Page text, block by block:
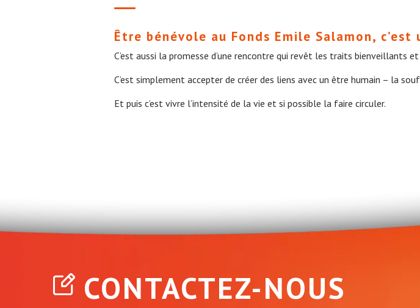
Être bénévole au Fonds Emile Salamon, c’est
C’est aussi la promesse d’une rencontre qui revêt les traits bienveillants
C’est simplement accepter de créer des liens avec un être humain – la
Et puis c’est vivre l’intensité de la vie et si possible la faire circuler.
CONTACTEZ-NOUS